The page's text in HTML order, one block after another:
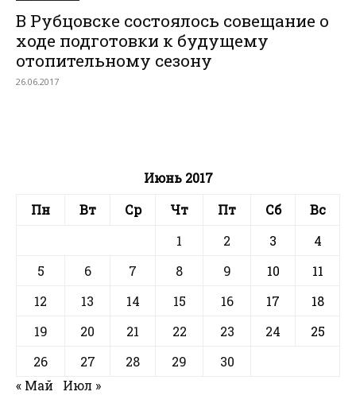
В Рубцовске состоялось совещание о
ходе подготовки к будущему
отопительному сезону
26.06.2017
Июнь 2017
Пн
Вт Ср Чт Пт Сб
Вс
1
2 3
4
5
6 7 8 9 10
11
12
13 14 15 16 17
18
19
20 21 22 23 24
25
26
27 28 29
30
« Май
Июл »